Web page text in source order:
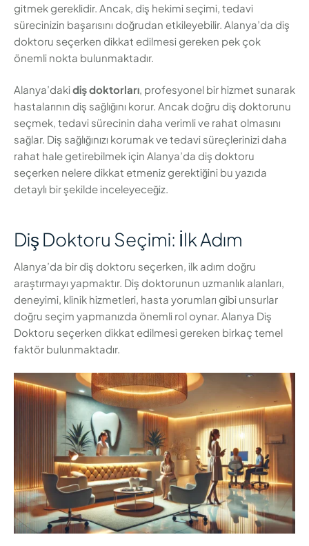
gitmek gereklidir. Ancak, diş hekimi seçimi, tedavi
sürecinizin başarısını doğrudan etkileyebilir. Alanya’da diş
doktoru seçerken dikkat edilmesi gereken pek çok
önemli nokta bulunmaktadır.
Alanya’dakidiş doktorları, profesyonel bir hizmet sunarak
hastalarının diş sağlığını korur. Ancak doğru diş doktorunu
seçmek, tedavi sürecinin daha verimli ve rahat olmasını
sağlar. Diş sağlığınızı korumak ve tedavi süreçlerinizi daha
rahat hale getirebilmek için Alanya’da diş doktoru
seçerken nelere dikkat etmeniz gerektiğini bu yazıda
detaylı bir şekilde inceleyeceğiz.
Diş Doktoru Seçimi: İlk Adım
Alanya’da bir diş doktoru seçerken, ilk adım doğru
araştırmayı yapmaktır. Diş doktorunun uzmanlık alanları,
deneyimi, klinik hizmetleri, hasta yorumları gibi unsurlar
doğru seçim yapmanızda önemli rol oynar. Alanya Diş
Doktoru seçerken dikkat edilmesi gereken birkaç temel
faktör bulunmaktadır.